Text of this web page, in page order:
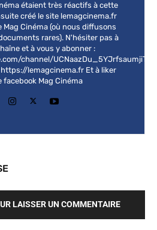
étaient très réactifs à cette
créé le site lemagcinema.fr
Mag Cinéma (où nous diffusons
rares). N'hésiter pas à
et à vous y abonner :
channel/
lemagcinema.fr Et à liker
facebook Mag Cinéma
LAISSER UN COMMENTAIRE